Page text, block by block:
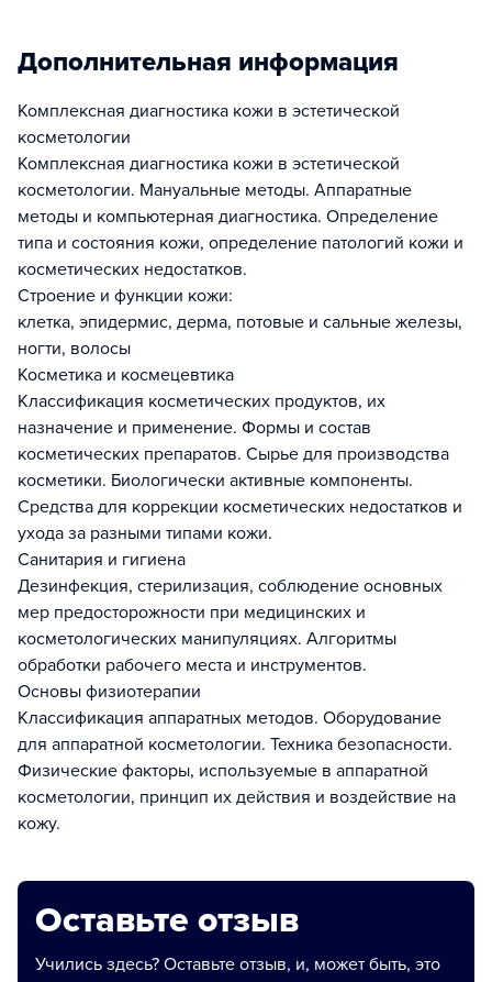
Дополнительная информация
Комплексная диагностика кожи в эстетической
косметологии
Комплексная диагностика кожи в эстетической
косметологии. Мануальные методы. Аппаратные
методы и компьютерная диагностика. Определение
типа и состояния кожи, определение патологий кожи и
косметических недостатков.
Строение и функции кожи:
клетка, эпидермис, дерма, потовые и сальные железы,
ногти, волосы
Косметика и космецевтика
Классификация косметических продуктов, их
назначение и применение. Формы и состав
косметических препаратов. Сырье для производства
косметики. Биологически активные компоненты.
Средства для коррекции косметических недостатков и
ухода за разными типами кожи.
Санитария и гигиена
Дезинфекция, стерилизация, соблюдение основных
мер предосторожности при медицинских и
косметологических манипуляциях. Алгоритмы
обработки рабочего места и инструментов.
Основы физиотерапии
Классификация аппаратных методов. Оборудование
для аппаратной косметологии. Техника безопасности.
Физические факторы, используемые в аппаратной
косметологии, принцип их действия и воздействие на
кожу.
Оставьте отзыв
Учились здесь? Оставьте отзыв, и, может быть, это